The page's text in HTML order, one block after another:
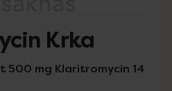
Krka
mg Klaritromycin 14